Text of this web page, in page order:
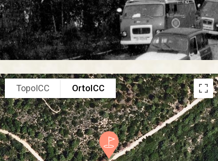
TopoICC OrtoICC